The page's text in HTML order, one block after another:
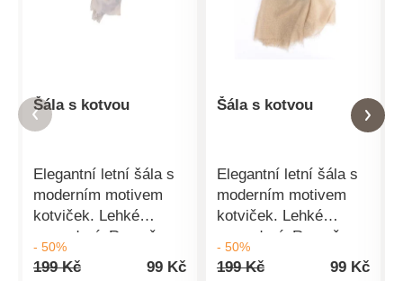
Šála s kotvou
Elegantní letní šála s
moderním motivem
kotviček. Lehké
provedení. Rozměr:
70 x 180 cm. Materiál:
- 50%
199 Kč
99 Kč
Šála s kotvou
Elegantní letní šála s
moderním motivem
kotviček. Lehké
provedení. Rozměr:
70 x 180 cm. Materiál:
- 50%
199 Kč
99 Kč